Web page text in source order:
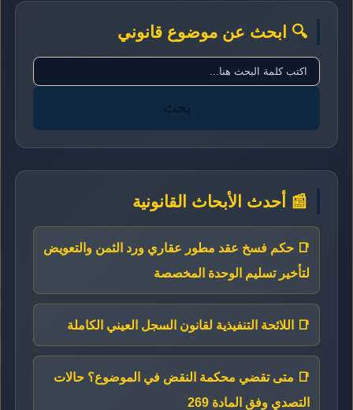
🔍 ابحث عن موضوع قانوني
بحث
📰 أحدث الأبحاث القانونية
📑 حكم فسخ عقد مطور عقاري ورد الثمن والتعويض
لتأخير تسليم الوحدة المخصصة
📑 اللائحة التنفيذية لقانون السجل العيني الكاملة
📑 متى تقضي محكمة النقض في الموضوع؟ حالات
التصدي وفق المادة 269